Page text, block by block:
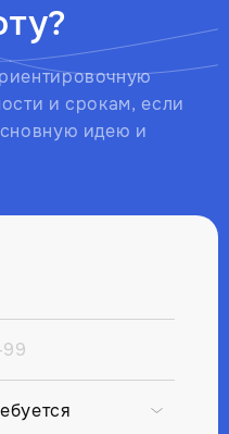
и срокам, если
идею и